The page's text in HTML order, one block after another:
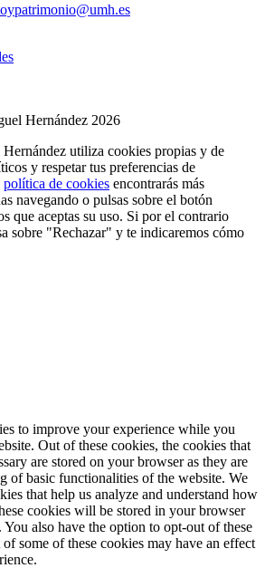
Hernández 2026
utiliza cookies propias y de
y respetar tus preferencias de
política de cookies encontrarás más
navegando o pulsas sobre el botón
que aceptas su uso. Si por el contrario
sobre "Rechazar" y te indicaremos cómo
to improve your experience while you
Out of these cookies, the cookies that
are stored on your browser as they are
of basic functionalities of the website. We
that help us analyze and understand how
cookies will be stored in your browser
also have the option to opt-out of these
some of these cookies may have an effect